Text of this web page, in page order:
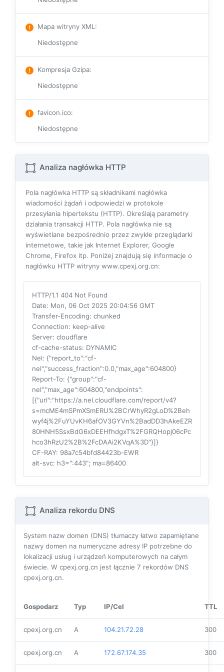
Mapa witryny XML:
Niedostępne
Kompresja Gzipa:
Niedostępne
favicon.ico:
Niedostępne
Analiza nagłówka HTTP
Pola nagłówka HTTP są składnikami nagłówka
wiadomości żądań i odpowiedzi w protokole
przesyłania hipertekstu (HTTP). Określają parametry
działania transakcji HTTP. Pola nagłówka nie są
wyświetlane bezpośrednio przez zwykłe przeglądarki
internetowe, takie jak Internet Explorer, Google
Chrome, Firefox itp. Poniżej znajdują się informacje o
nagłówku HTTP witryny www.cpexj.org.cn:
HTTP/1.1 404 Not Found
Date: Mon, 06 Oct 2025 20:04:56 GMT
Transfer-Encoding: chunked
Connection: keep-alive
Server: cloudflare
cf-cache-status: DYNAMIC
Nel: {"report_to":"cf-
nel","success_fraction":0.0,"max_age":604800}
Report-To: {"group":"cf-
nel","max_age":604800,"endpoints":
[{"url":"https://a.nel.cloudflare.com/report/v4?
s=mcME4mSPmXSmERU%2BCrWhyR2gLoD%2Beh
wyf4j%2FuYUvKH6afOV3GYVn%2BadDD3hAkeEZR
80HNH5SsxBdG6xDEEHfhdgxT%2FGRQHopj06cPc
hco3hRzU2%2B%2FcDAAi2KVqA%3D"}]}
CF-RAY: 98a7c54bfd84423b-EWR
alt-svc: h3=":443"; ma=86400
Analiza rekordu DNS
System nazw domen (DNS) tłumaczy łatwo zapamiętane
nazwy domen na numeryczne adresy IP potrzebne do
lokalizacji usług i urządzeń komputerowych na całym
świecie. W cpexj.org.cn jest łącznie 7 rekordów DNS
cpexj.org.cn.
Gospodarz Typ IP/Cel TTL
cpexj.org.cn A 104.21.72.28 300
cpexj.org.cn A 172.67.174.35 300